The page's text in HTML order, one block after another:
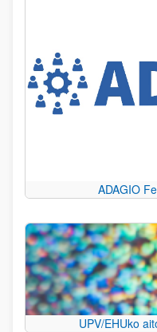
ADAGIO
UPV/EHUko